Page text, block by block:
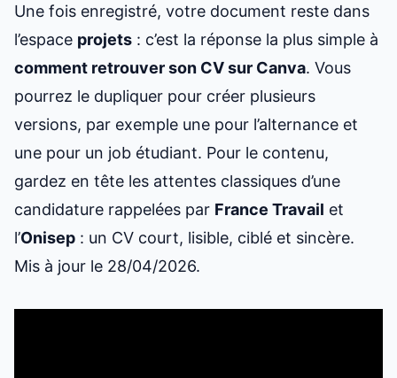
Une fois enregistré, votre document reste dans
l’espace projets : c’est la réponse la plus simple à
comment retrouver son CV sur Canva. Vous
pourrez le dupliquer pour créer plusieurs
versions, par exemple une pour l’alternance et
une pour un job étudiant. Pour le contenu,
gardez en tête les attentes classiques d’une
candidature rappelées par France Travail et
l’Onisep : un CV court, lisible, ciblé et sincère.
Mis à jour le 28/04/2026.